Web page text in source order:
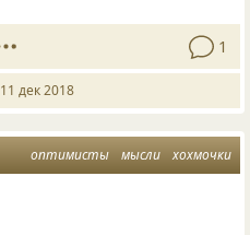
1
11 дек 2018
оптимисты мысли хохмочки